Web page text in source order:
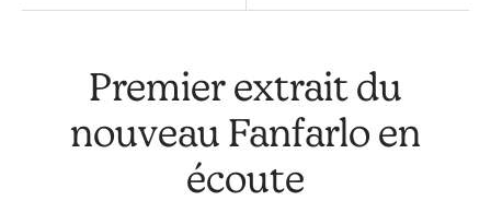
Premier extrait du
nouveau Fanfarlo en
écoute